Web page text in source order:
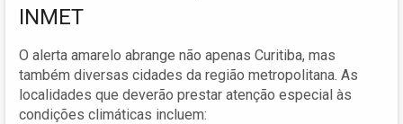
INMET
O alerta amarelo abrange não apenas Curitiba, mas
também diversas cidades da região metropolitana. As
localidades que deverão prestar atenção especial às
condições climáticas incluem: